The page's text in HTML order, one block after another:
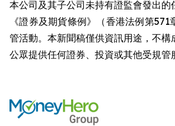
本公司及其子公司未持有證監會發出的
《證券及期貨條例》（香港法例第
管活動。本新聞稿僅供資訊用途，不構
公眾提供任何證券、投資或其他受規管